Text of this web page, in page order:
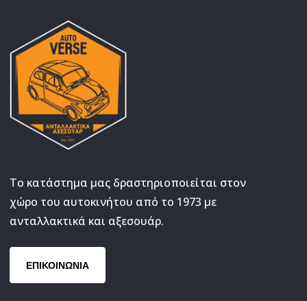
Το κατάστημα μας δραστηριοποιείται στον
χώρο του αυτοκινήτου από το 1973 με
ανταλλακτικά και αξεσουάρ.
ΕΠΙΚΟΙΝΩΝΙΑ